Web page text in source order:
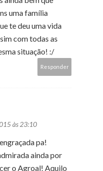
uma família
te deu uma vida
com todas as
situação! :/
Responder
às 23:10
pa!
ainda por
o Agroal! Aquilo